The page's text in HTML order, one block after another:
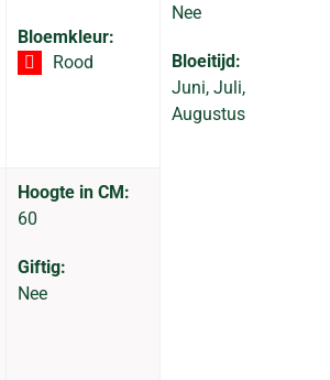
Bloemkleur:
Rood
Nee
Bloeitijd:
Juni, Juli,
Augustus
Hoogte in CM:
60
Giftig:
Nee